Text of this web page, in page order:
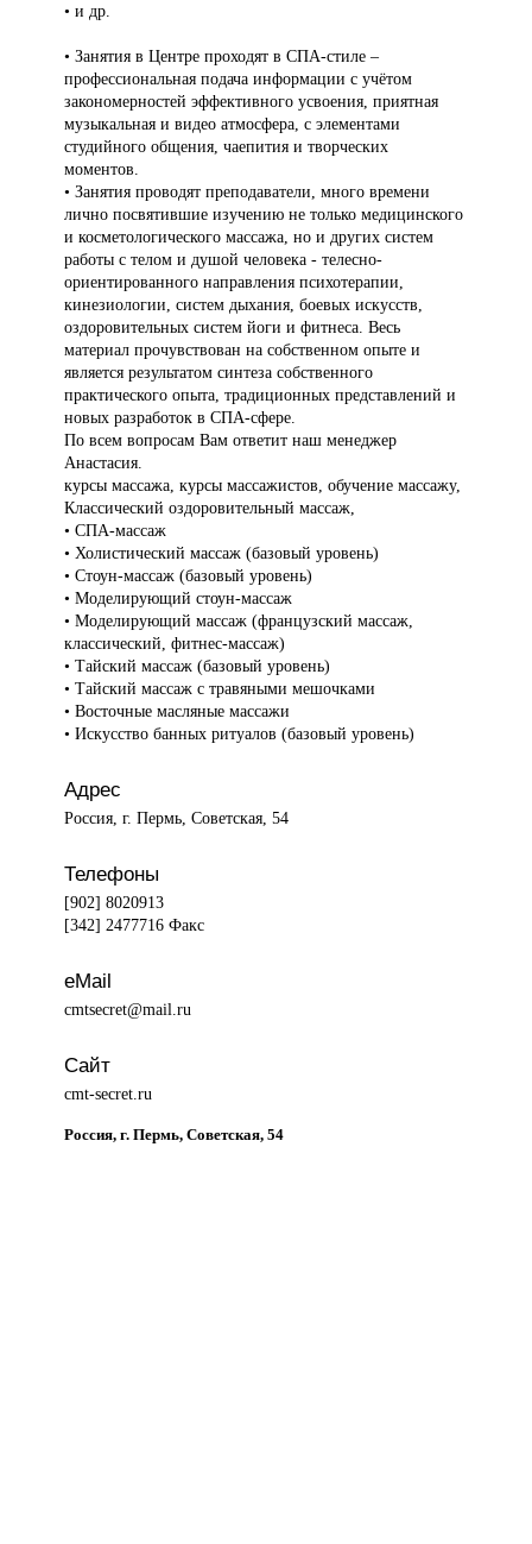
• и др.
• Занятия в Центре проходят в СПА-стиле –
профессиональная подача информации с учётом
закономерностей эффективного усвоения, приятная
музыкальная и видео атмосфера, с элементами
студийного общения, чаепития и творческих
моментов.
• Занятия проводят преподаватели, много времени
лично посвятившие изучению не только медицинского
и косметологического массажа, но и других систем
работы с телом и душой человека - телесно-
ориентированного направления психотерапии,
кинезиологии, систем дыхания, боевых искусств,
оздоровительных систем йоги и фитнеса. Весь
материал прочувствован на собственном опыте и
является результатом синтеза собственного
практического опыта, традиционных представлений и
новых разработок в СПА-сфере.
По всем вопросам Вам ответит наш менеджер
Анастасия.
курсы массажа, курсы массажистов, обучение массажу,
Классический оздоровительный массаж,
• СПА-массаж
• Холистический массаж (базовый уровень)
• Стоун-массаж (базовый уровень)
• Моделирующий стоун-массаж
• Моделирующий массаж (французский массаж,
классический, фитнес-массаж)
• Тайский массаж (базовый уровень)
• Тайский массаж с травяными мешочками
• Восточные масляные массажи
• Искусство банных ритуалов (базовый уровень)
Адрес
Россия, г. Пермь, Советская, 54
Телефоны
[902] 8020913
[342] 2477716 Факс
eMail
cmtsecret@mail.ru
Сайт
cmt-secret.ru
Россия, г. Пермь, Советская, 54